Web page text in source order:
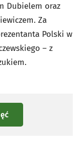
Dubielem oraz
Za
Polski w
– z